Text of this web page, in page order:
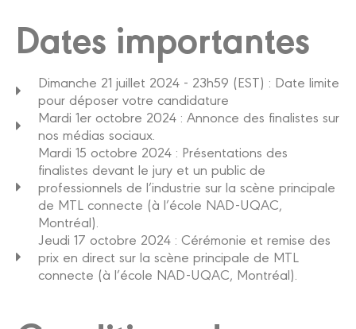
Dates importantes
Dimanche 21 juillet 2024 - 23h59 (EST) : Date limite
pour déposer votre candidature
Mardi 1er octobre 2024 : Annonce des finalistes sur
nos médias sociaux.
Mardi 15 octobre 2024 : Présentations des
finalistes devant le jury et un public de
professionnels de l’industrie sur la scène principale
de MTL connecte (à l’école NAD-UQAC,
Montréal).
Jeudi 17 octobre 2024 : Cérémonie et remise des
prix en direct sur la scène principale de MTL
connecte (à l’école NAD-UQAC, Montréal).